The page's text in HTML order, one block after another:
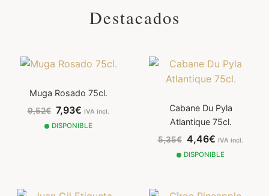
Destacados
Muga Rosado 75cl.
9,52€ 7,93€IVA incl.
DISPONIBLE
Cabane Du Pyla
Atlantique 75cl.
5,35€ 4,46€IVA incl.
DISPONIBLE